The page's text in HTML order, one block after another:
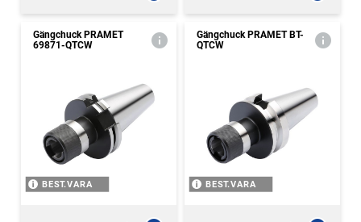
Gängchuck PRAMET
69871-QTCW
BEST.VARA
Gängchuck PRAMET BT-
QTCW
BEST.VARA